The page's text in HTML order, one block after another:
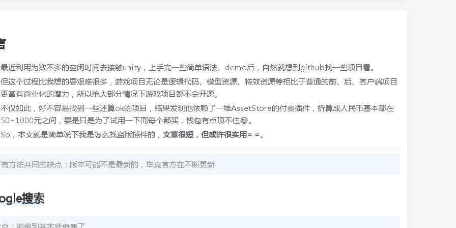
最近利用为数不多的空闲时间去接触unity，上手完一些简单语法、demo后，自然就想到github找一些项目看。
但这个过程比我想的要艰难很多，游戏项目无论是逻辑代码、模型资源、特效资源等相比于普通的前、后、客户端项目
更富有商业化的潜力，所以绝大部分情况下游戏项目都不会开源。
不仅如此，好不容易找到一些还算ok的项目，结果发现他依赖了一堆AssetStore的付费插件，折算成人民币基本都在
50~1000元之间，要是只是为了试用一下而每个都买，钱包有点顶不住😂。
So，本文就是简单说下我是怎么找盗版插件的，文章很短，但或许很实用= =、
方法共同的缺点：版本可能不是最新的，毕竟官方在不断更新
搜索